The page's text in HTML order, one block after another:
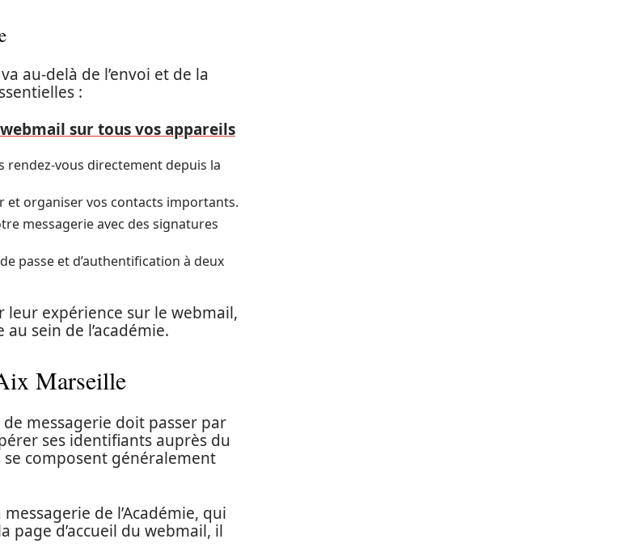
au-delà de l’envoi et de la
:
sur tous vos appareils
rendez-vous directement depuis la
et organiser vos contacts importants.
messagerie avec des signatures
passe et d’authentification à deux
expérience sur le webmail,
sein de l’académie.
Marseille
messagerie doit passer par
ses identifiants auprès du
composent généralement
de l’Académie, qui
page d’accueil du webmail, il